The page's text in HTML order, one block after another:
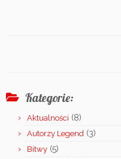
Kategorie:
Aktualności (8)
Autorzy Legend (3)
Bitwy (5)